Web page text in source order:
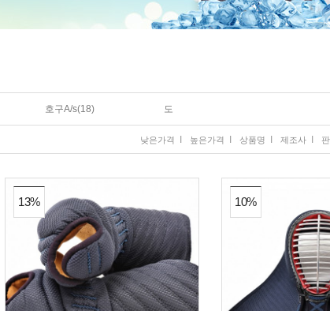
호구A/s(18) 도
낮은가격 높은가격 상품명 제조사
13% 10%